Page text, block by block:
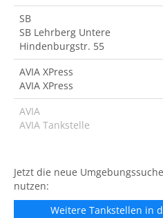
SB
SB Lehrberg Untere
Hindenburgstr. 55
AVIA XPress
AVIA XPress
AVIA
AVIA Tankstelle
Jetzt die neue
nutzen:
Weitere Tankstellen in